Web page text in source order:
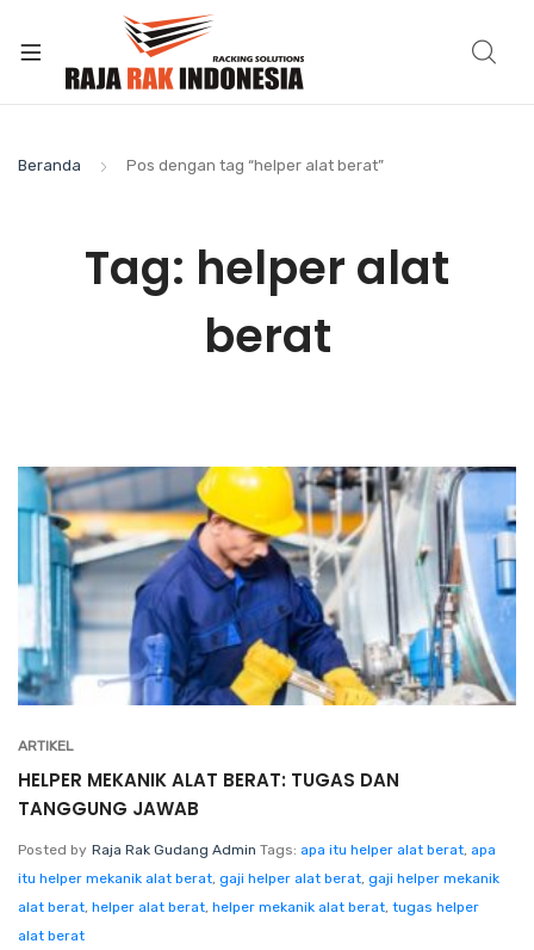
Beranda Pos dengan tag “helper alat berat”
Tag: helper alat
berat
ARTIKEL
HELPER MEKANIK ALAT BERAT: TUGAS DAN
TANGGUNG JAWAB
Posted by Raja Rak Gudang Admin Tags: apa itu helper alat berat, apa
itu helper mekanik alat berat, gaji helper alat berat, gaji helper mekanik
alat berat, helper alat berat, helper mekanik alat berat, tugas helper
alat berat